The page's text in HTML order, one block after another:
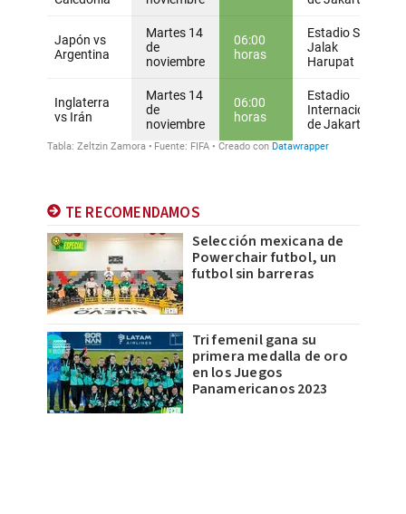
TE RECOMENDAMOS
Selección mexicana de
Powerchair futbol, un
futbol sin barreras
Tri femenil gana su
primera medalla de oro
en los Juegos
Panamericanos 2023